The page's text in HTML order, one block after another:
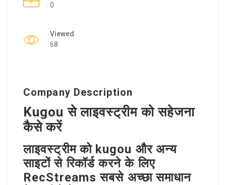
0
Viewed
68
Company Description
Kugou से लाइवस्ट्रीम को सहेजना
कैसे करें
लाइवस्ट्रीम को kugou और अन्य
साइटों से रिकॉर्ड करने के लिए
RecStreams सबसे अच्छा समाधान